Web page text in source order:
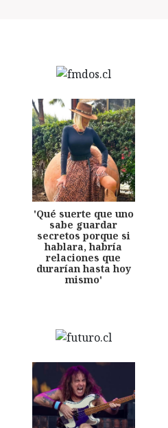
'Qué suerte que uno
sabe guardar
secretos porque si
hablara, habría
relaciones que
durarían hasta hoy
mismo'